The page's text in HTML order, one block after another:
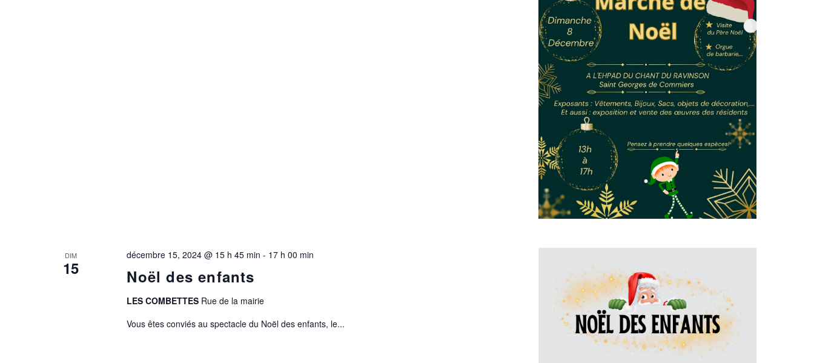
DIM
15 Noël des enfants
décembre 15, 2024 @ 15 h 45 min - 17 h 00 min
LES COMBETTES Rue de la mairie
Vous êtes conviés au spectacle du Noël des enfants, le...